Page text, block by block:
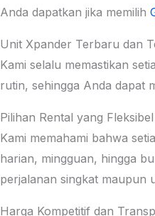
Anda dapatkan jika memilih
Unit Xpander Terbaru dan
Kami selalu memastikan
rutin, sehingga Anda dapat
Pilihan Rental yang Fleksibel
Kami memahami bahwa
harian, mingguan, hingga
perjalanan singkat maupun
Harga Kompetitif dan